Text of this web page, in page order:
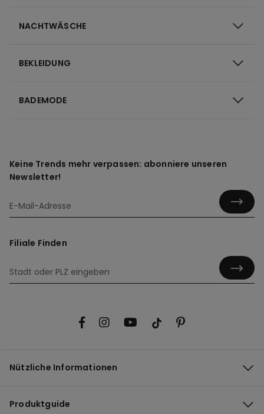
NACHTWÄSCHE
BEKLEIDUNG
BADEMODE
Keine Trends mehr verpassen: abonniere unseren
Newsletter!
Filiale Finden
Nützliche Informationen
Produktguide